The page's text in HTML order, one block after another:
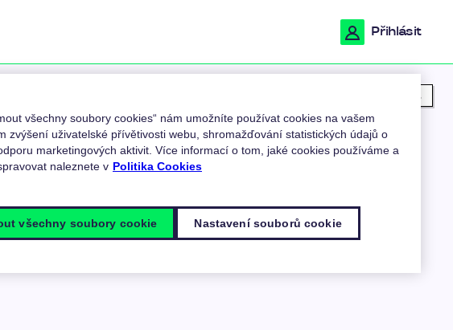
Přihlásit
Moje poloha
všechny soubory cookies“ nám umožníte používat cookies na vašem
zvýšení uživatelské přívětivosti webu, shromažďování statistických údajů o
marketingových aktivit. Více informací o tom, jaké cookies používáme a
naleznete v Politika Cookies
Nastavení souborů cookie
všechny soubory cookie